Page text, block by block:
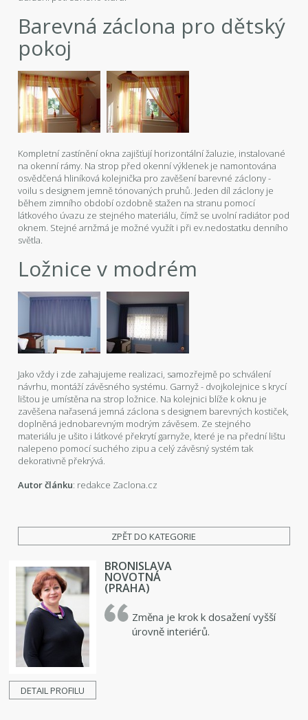
Barevná záclona pro dětský
pokoj
Kompletní zastínění okna zajišťují horizontální žaluzie, instalované
na okenní rámy. Na strop před okenní výklenek je namontována
osvědčená hliníková kolejnička pro zavěšení barevné záclony -
voilu s designem jemně tónovaných pruhů. Jeden díl záclony je
během zimního období ozdobně stažen na stranu pomocí
látkového úvazu ze stejného materiálu, čímž se uvolní radiátor pod
oknem. Stejné arnžmá je možné využít i při ev.nedostatku denního
světla.
Ložnice v modrém
Jako vždy i zde zahajujeme realizaci, samozřejmě po schválení
návrhu, montáží závěsného systému. Garnyž - dvojkolejnice s krycí
lištou je umístěna na strop ložnice. Na kolejnici blíže k oknu je
zavěšena nařasená jemná záclona s designem barevných kostiček,
doplněná jednobarevným modrým závěsem. Ze stejného
materiálu je ušito i látkové překrytí garnyže, které je na přední lištu
nalepeno pomocí suchého zipu a celý závěsný systém tak
dekorativně překrývá.
Autor článku: redakce Zaclona.cz
ZPĚT DO KATEGORIE
DETAIL PROFILU
BRONISLAVA
NOVOTNÁ
(PRAHA)
Změna je krok k dosažení vyšší
úrovně interiérů.